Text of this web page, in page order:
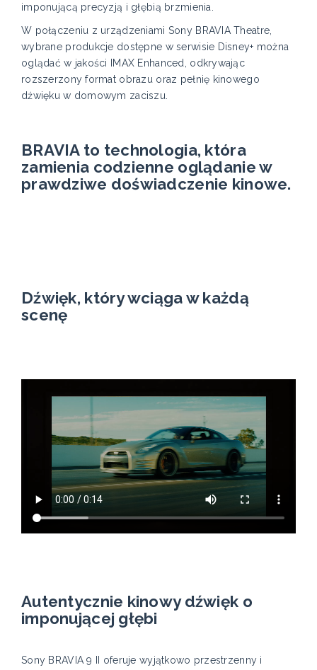
imponującą precyzją i głębią brzmienia.
W połączeniu z urządzeniami Sony BRAVIA Theatre,
wybrane produkcje dostępne w serwisie Disney+ można
oglądać w jakości IMAX Enhanced, odkrywając
rozszerzony format obrazu oraz pełnię kinowego
dźwięku w domowym zaciszu.
BRAVIA to technologia, która
zamienia codzienne oglądanie w
prawdziwe doświadczenie kinowe.
Dźwięk, który wciąga w każdą
scenę
Autentycznie kinowy dźwięk o
imponującej głębi
Sony BRAVIA 9 II oferuje wyjątkowo przestrzenny i